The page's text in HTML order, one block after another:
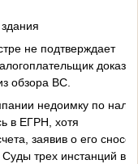
не подтверждает
обзора ВС.
недоимку по
в ЕГРН, хотя
заявив о его сносе.
трех инстанций в